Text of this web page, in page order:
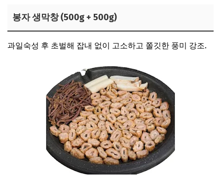
봉자 생막창 (500g + 500g)
과일숙성 후 초벌해 잡내 없이 고소하고 쫄깃한 풍미 강조.